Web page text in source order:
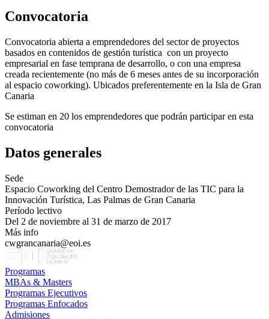
Convocatoria
Convocatoria abierta a emprendedores del sector de proyectos
basados en contenidos de gestión turística con un proyecto
empresarial en fase temprana de desarrollo, o con una empresa
creada recientemente (no más de 6 meses antes de su incorporación
al espacio coworking). Ubicados preferentemente en la Isla de Gran
Canaria
Se estiman en 20 los emprendedores que podrán participar en esta
convocatoria
Datos generales
Sede
Espacio Coworking del Centro Demostrador de las TIC para la
Innovación Turística, Las Palmas de Gran Canaria
Período lectivo
Del 2 de noviembre al 31 de marzo de 2017
Más info
cwgrancanaria@eoi.es
Programas
MBAs & Masters
Programas Ejecutivos
Programas Enfocados
Admisiones